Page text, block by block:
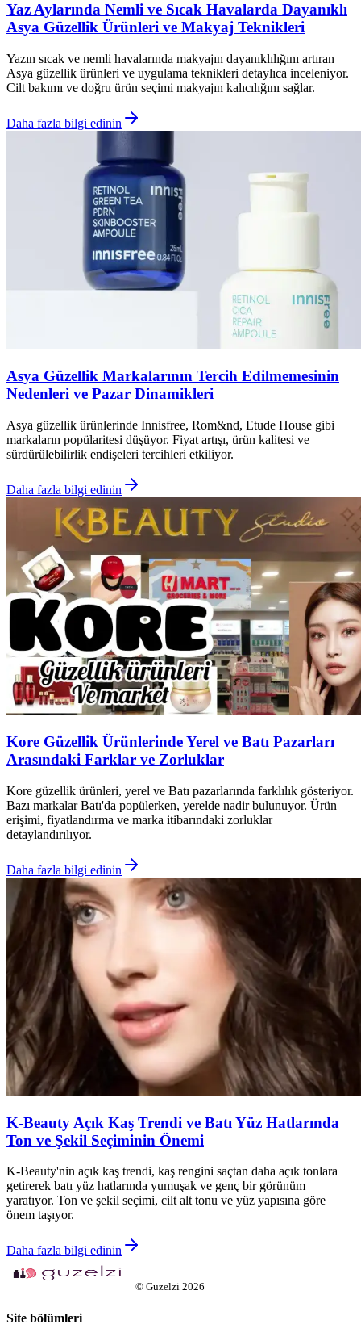
Yaz Aylarında Nemli ve Sıcak Havalarda Dayanıklı
Asya Güzellik Ürünleri ve Makyaj Teknikleri
Yazın sıcak ve nemli havalarında makyajın dayanıklılığını artıran
Asya güzellik ürünleri ve uygulama teknikleri detaylıca inceleniyor.
Cilt bakımı ve doğru ürün seçimi makyajın kalıcılığını sağlar.
Daha fazla bilgi edinin
Asya Güzellik Markalarının Tercih Edilmemesinin
Nedenleri ve Pazar Dinamikleri
Asya güzellik ürünlerinde Innisfree, Rom&nd, Etude House gibi
markaların popülaritesi düşüyor. Fiyat artışı, ürün kalitesi ve
sürdürülebilirlik endişeleri tercihleri etkiliyor.
Daha fazla bilgi edinin
Kore Güzellik Ürünlerinde Yerel ve Batı Pazarları
Arasındaki Farklar ve Zorluklar
Kore güzellik ürünleri, yerel ve Batı pazarlarında farklılık gösteriyor.
Bazı markalar Batı'da popülerken, yerelde nadir bulunuyor. Ürün
erişimi, fiyatlandırma ve marka itibarındaki zorluklar
detaylandırılıyor.
Daha fazla bilgi edinin
K-Beauty Açık Kaş Trendi ve Batı Yüz Hatlarında
Ton ve Şekil Seçiminin Önemi
K-Beauty'nin açık kaş trendi, kaş rengini saçtan daha açık tonlara
getirerek batı yüz hatlarında yumuşak ve genç bir görünüm
yaratıyor. Ton ve şekil seçimi, cilt alt tonu ve yüz yapısına göre
önem taşıyor.
Daha fazla bilgi edinin
© Guzelzi 2026
Site bölümleri